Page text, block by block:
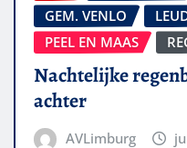
GEM. VENLO
PEEL EN MAAS
Nachtelijke
achter
AVLimburg